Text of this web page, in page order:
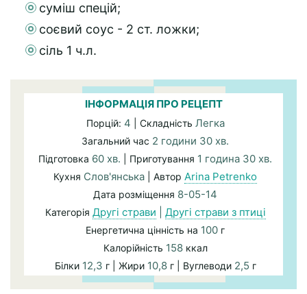
суміш спецій;
соєвий соус - 2 ст. ложки;
сіль 1 ч.л.
ІНФОРМАЦІЯ ПРО РЕЦЕПТ
Порцій: 4 | Складність Легка
Загальний час 2 години 30 хв.
Підготовка 60 хв. | Приготування 1 година 30 хв.
Кухня Слов'янська | Автор Arina Petrenko
Дата розміщення 8-05-14
Категорія Другі страви Другі страви з птиці
Енергетична цінність на 100 г
Калорійність 158ккал
Білки 12,3 г | Жири 10,8г | Вуглеводи 2,5 г